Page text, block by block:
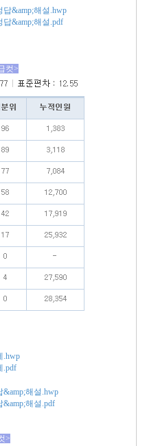
&amp;해설.hwp
답&amp;해설.pdf
컷>
.hwp
.pdf
해설.hwp
&amp;해설.pdf
>